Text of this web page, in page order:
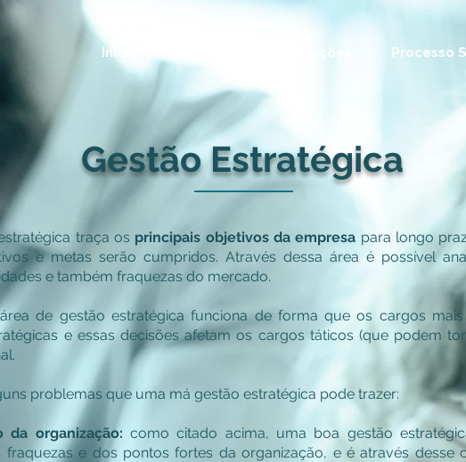
Início Soluções Processo
Gestão Estratégica
traça os principais objetivos da empresa para longo
e metas serão cumpridos. Através dessa área é possível
e também fraquezas do mercado.
de gestão estratégica funciona de forma que os cargos
e essas decisões afetam os cargos táticos (que podem
problemas que uma má gestão estratégica pode trazer:
da organização: como citado acima, uma boa gestão
fraquezas e dos pontos fortes da organização, e é através desse